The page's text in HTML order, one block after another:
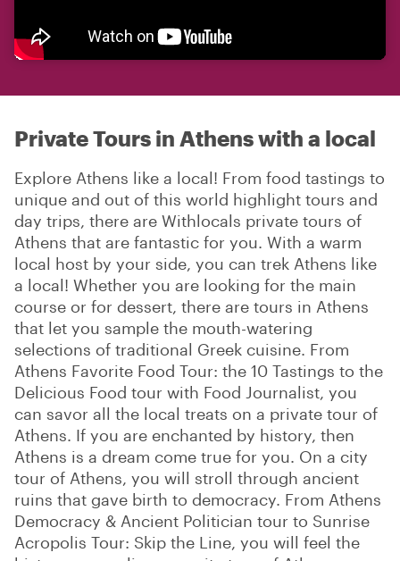
Private Tours in Athens with a local
Explore Athens like a local! From food tastings to
unique and out of this world highlight tours and
day trips, there are Withlocals private tours of
Athens that are fantastic for you. With a warm
local host by your side, you can trek Athens like
a local! Whether you are looking for the main
course or for dessert, there are tours in Athens
that let you sample the mouth-watering
selections of traditional Greek cuisine. From
Athens Favorite Food Tour: the 10 Tastings to the
Delicious Food tour with Food Journalist, you
can savor all the local treats on a private tour of
Athens. If you are enchanted by history, then
Athens is a dream come true for you. On a city
tour of Athens, you will stroll through ancient
ruins that gave birth to democracy. From Athens
Democracy & Ancient Politician tour to Sunrise
Acropolis Tour: Skip the Line, you will feel the